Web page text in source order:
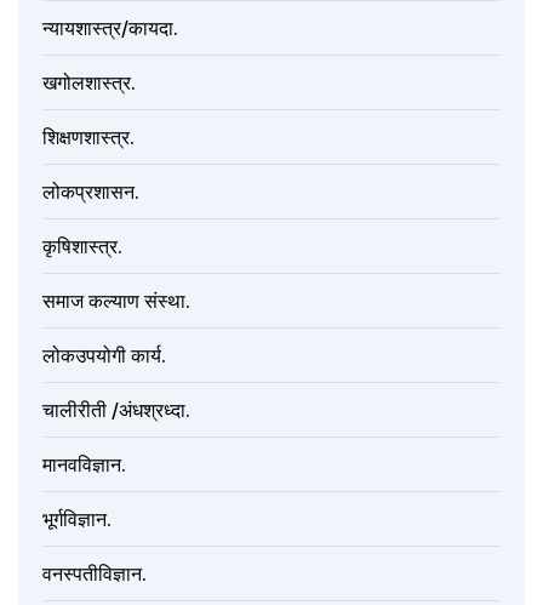
न्यायशास्त्र/कायदा.
खगोलशास्त्र.
शिक्षणशास्त्र.
लोकप्रशासन.
कृषिशास्त्र.
समाज कल्याण संस्था.
लोकउपयोगी कार्य.
चालीरीती /अंधश्रध्दा.
मानवविज्ञान.
भूर्गविज्ञान.
वनस्पतीविज्ञान.